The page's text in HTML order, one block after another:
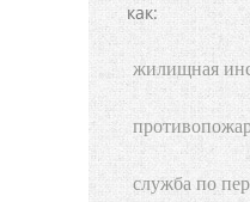
как:
жилищная
служба по